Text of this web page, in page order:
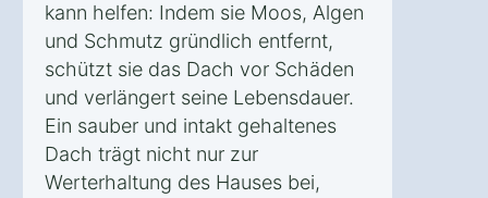
kann helfen: Indem sie Moos, Algen
und Schmutz gründlich entfernt,
schützt sie das Dach vor Schäden
und verlängert seine Lebensdauer.
Ein sauber und intakt gehaltenes
Dach trägt nicht nur zur
Werterhaltung des Hauses bei,